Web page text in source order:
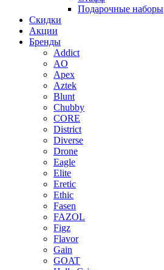
Подарочные наборы
Скидки
Акции
Бренды
Addict
AO
Apex
Aztek
Blunt
Chubby
CORE
District
Diverse
Drone
Eagle
Elite
Eretic
Ethic
Fasen
FAZOL
Figz
Flavor
Gain
GOAT